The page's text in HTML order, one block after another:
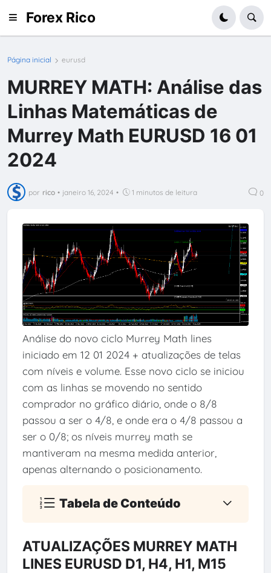
Forex Rico
Página inicial eurusd
MURREY MATH: Análise das
Linhas Matemáticas de
Murrey Math EURUSD 16 01
2024
por rico • janeiro 16, 2024 • 1 minutos de leitura 0
Análise do novo ciclo Murrey Math lines
iniciado em 12 01 2024 + atualizações de telas
com níveis e volume. Esse novo ciclo se iniciou
com as linhas se movendo no sentido
comprador no gráfico diário, onde o 8/8
passou a ser o 4/8, e onde era o 4/8 passou a
ser o 0/8; os níveis murrey math se
mantiveram na mesma medida anterior,
apenas alternando o posicionamento.
Tabela de Conteúdo
ATUALIZAÇÕES MURREY MATH
LINES EURUSD D1, H4, H1, M15